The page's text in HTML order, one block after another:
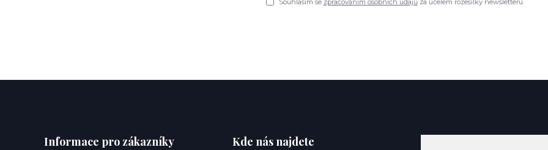
Souhlasím se zpracováním osobních údajůza účelem rozesílky newsletteru.
Informace pro zákazníky Kde nás najdete